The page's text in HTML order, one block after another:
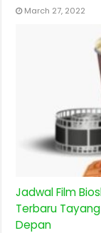
March 27, 2022
Jadwal Film
Terbaru
Depan